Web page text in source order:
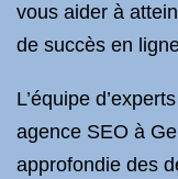
vous aider à
de succès en
L’équipe
agence SEO à
approfondie des